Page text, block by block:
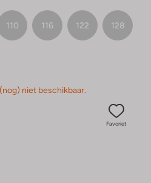
110 116 122 128
niet beschikbaar.
Favoriet